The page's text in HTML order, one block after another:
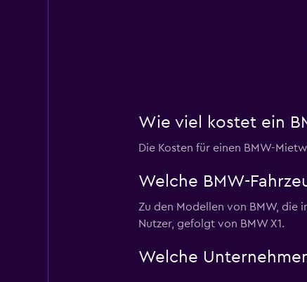
Wie viel kostet ein
Die Kosten für einen BMW-
Welche BMW-
Zu den Modellen von BMW, die
Nutzer, gefolgt von BMW X1.
Welche